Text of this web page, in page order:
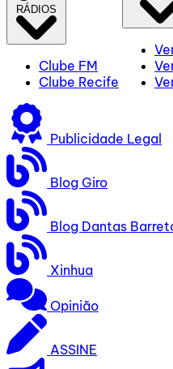
RÁDIOS
Clube FM
Clube Recife
Publicidade Legal
Blog Giro
Blog Dantas
Xinhua
Opinião
ASSINE